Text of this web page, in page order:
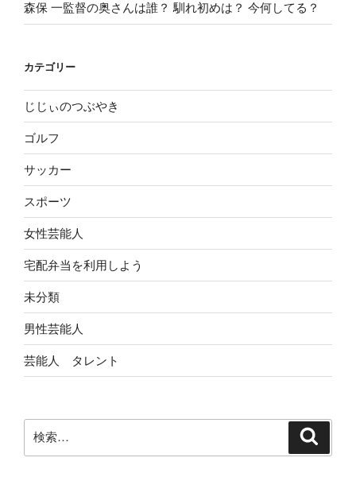
森保 一監督の奥さんは誰？ 馴れ初めは？ 今何してる？
カテゴリー
じじぃのつぶやき
ゴルフ
サッカー
スポーツ
女性芸能人
宅配弁当を利用しよう
未分類
男性芸能人
芸能人 タレント
索: